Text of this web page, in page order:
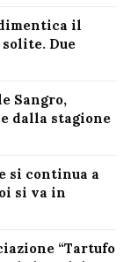
il
Due
Sangro,
dalla stagione
si continua a
si va in
“Tartufo